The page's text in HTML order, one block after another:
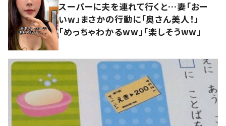
スーパーに夫を連れて行くと…妻「おー
いw」まさかの行動に「奥さん美人！」
「めっちゃわかるww」「楽しそうww」